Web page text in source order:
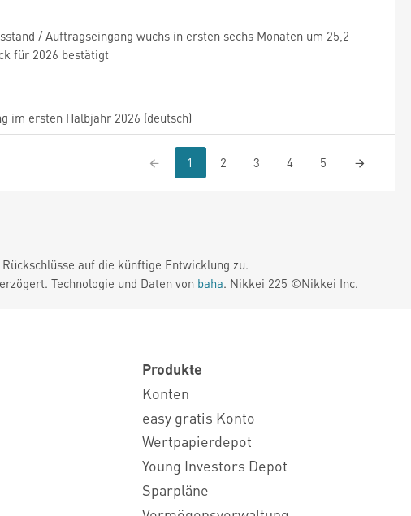
/ Auftragseingang wuchs in ersten sechs Monaten um 25,2
für 2026 bestätigt
im ersten Halbjahr 2026 (deutsch)
1 2 3 4 5
auf die künftige Entwicklung zu.
Technologie und Daten von baha. Nikkei 225 ©Nikkei Inc.
Produkte
Konten
easy gratis Konto
Wertpapierdepot
Young Investors Depot
Sparpläne